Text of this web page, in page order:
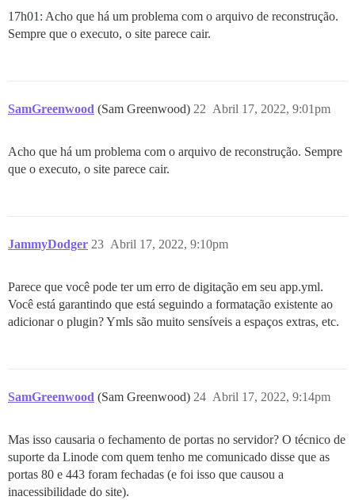
17h01: Acho que há um problema com o arquivo de reconstrução.
Sempre que o executo, o site parece cair.
SamGreenwood (Sam Greenwood) Abril 17, 2022, 9:01pm
22
Acho que há um problema com o arquivo de reconstrução. Sempre
que o executo, o site parece cair.
JammyDodger Abril 17, 2022, 9:10pm
23
Parece que você pode ter um erro de digitação em seu app.yml.
Você está garantindo que está seguindo a formatação existente ao
adicionar o plugin? Ymls são muito sensíveis a espaços extras, etc.
SamGreenwood (Sam Greenwood) Abril 17, 2022, 9:14pm
24
Mas isso causaria o fechamento de portas no servidor? O técnico de
suporte da Linode com quem tenho me comunicado disse que as
portas 80 e 443 foram fechadas (e foi isso que causou a
inacessibilidade do site).